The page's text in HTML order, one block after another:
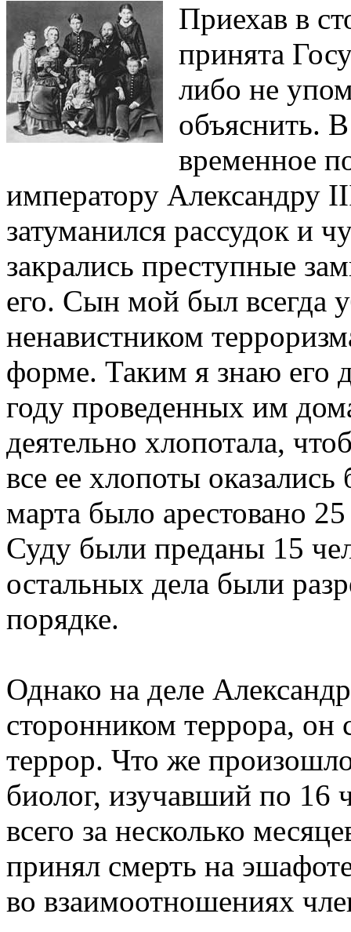
Приехав в
принята
либо не
объяснить.
временное
императору Александру
затуманился рассудок и
закрались преступные
его. Сын мой был всегда
ненавистником
форме. Таким я знаю его
году проведенных им
деятельно хлопотала,
все ее хлопоты
марта было арестовано
Суду были преданы 15
остальных дела были
порядке.
Однако на деле
сторонником террора, он
террор. Что же
биолог, изучавший по 16
всего за несколько
принял смерть на
во взаимоотношениях